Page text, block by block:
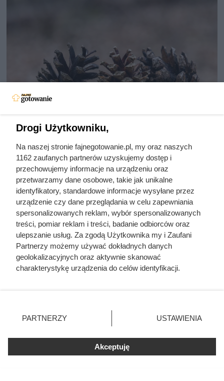
złoto – 10 zastosowań, o których
nie miałeś pojęcia
Po 15 latach zdjęli fragment
elewacji. To, co zastali pod
Drogi Użytkowniku,
Na naszej stronie fajnegotowanie.pl, my oraz naszych
1162 zaufanych partnerów uzyskujemy dostęp i
przechowujemy informacje na urządzeniu oraz
przetwarzamy dane osobowe, takie jak unikalne
identyfikatory, standardowe informacje wysyłane przez
urządzenie czy dane przeglądania w celu zapewniania
spersonalizowanych reklam, wybór spersonalizowanych
treści, pomiar reklam i treści, badanie odbiorców oraz
ulepszanie usług. Za zgodą Użytkownika my i Zaufani
Partnerzy możemy używać dokładnych danych
geolokalizacyjnych oraz aktywnie skanować
charakterystykę urządzenia do celów identyfikacji.
zmienić/wycofać klikając przycisk ustawień prywatności
znajdujący się w lewym dolnym rogu strony
rodzaje przetwarzania danych nie wymagają zgody
użytkownika, ale masz prawo sprzeciwić się takiemu
przetwarzaniu. Preferencje będą miały zastosowania tylko
PARTNERZY USTAWIENIA
Akceptuję